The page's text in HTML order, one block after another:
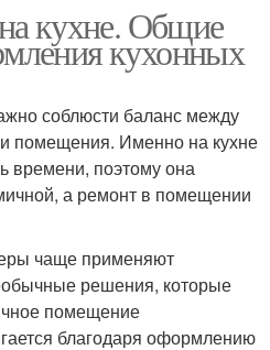
кухне. Общие
кухонных
соблюсти баланс между
помещения. Именно на кухне
времени, поэтому она
а ремонт в помещении
чаще применяют
решения, которые
помещение
благодаря оформлению